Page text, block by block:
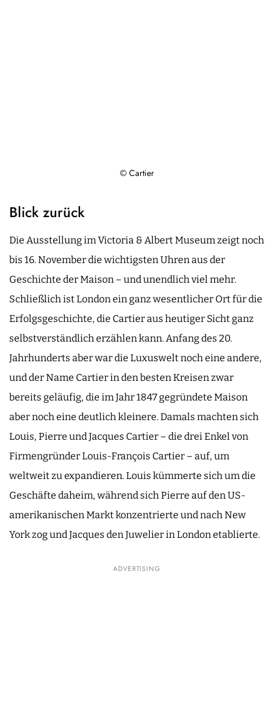
© Cartier
Blick zurück
Die Ausstellung im Victoria & Albert Museum zeigt noch
bis 16. November die wichtigsten Uhren aus der
Geschichte der Maison – und unendlich viel mehr.
Schließlich ist London ein ganz wesentlicher Ort für die
Erfolgsgeschichte, die Cartier aus heutiger Sicht ganz
selbstverständlich erzählen kann. Anfang des 20.
Jahrhunderts aber war die Luxuswelt noch eine andere,
und der Name Cartier in den besten Kreisen zwar
bereits geläufig, die im Jahr 1847 gegründete Maison
aber noch eine deutlich kleinere. Damals machten sich
Louis, Pierre und Jacques Cartier – die drei Enkel von
Firmengründer Louis-François Cartier – auf, um
weltweit zu expandieren. Louis kümmerte sich um die
Geschäfte daheim, während sich Pierre auf den US-
amerikanischen Markt konzentrierte und nach New
York zog und Jacques den Juwelier in London etablierte.
ADVERTISING